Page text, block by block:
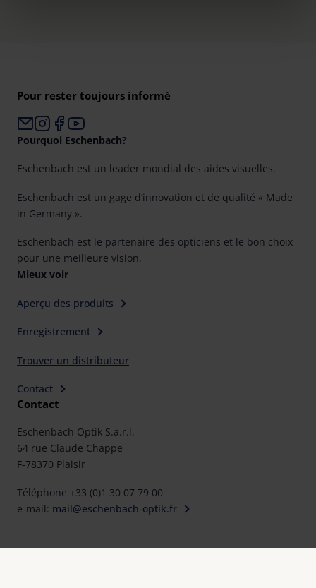
rights can be found in ourPrivacy Policy
Pour rester toujours informé
Pourquoi Eschenbach?
Eschenbach est un leader mondial des aides visuelles.
Eschenbach est un gage d’innovation et de qualité « Made
in Germany ».
Eschenbach est le partenaire des opticiens et le bon choix
pour une meilleure vision.
Mieux voir
Aperçu des produits
Enregistrement
Trouver un distributeur
Contact
Contact
Eschenbach Optik S.a.r.l.
64 rue Claude Chappe
F-78370 Plaisir
Téléphone +33 (0)1 30 07 79 00
e-mail: mail@eschenbach-optik.fr